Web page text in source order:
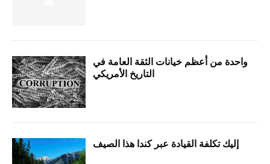
واحدة من أعظم خيانات الثقة العامة في
التاريخ الأمريكي
إليك تكلفة القيادة عبر كندا هذا الصيف